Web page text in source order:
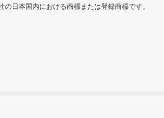
日本国内における商標または登録商標です。